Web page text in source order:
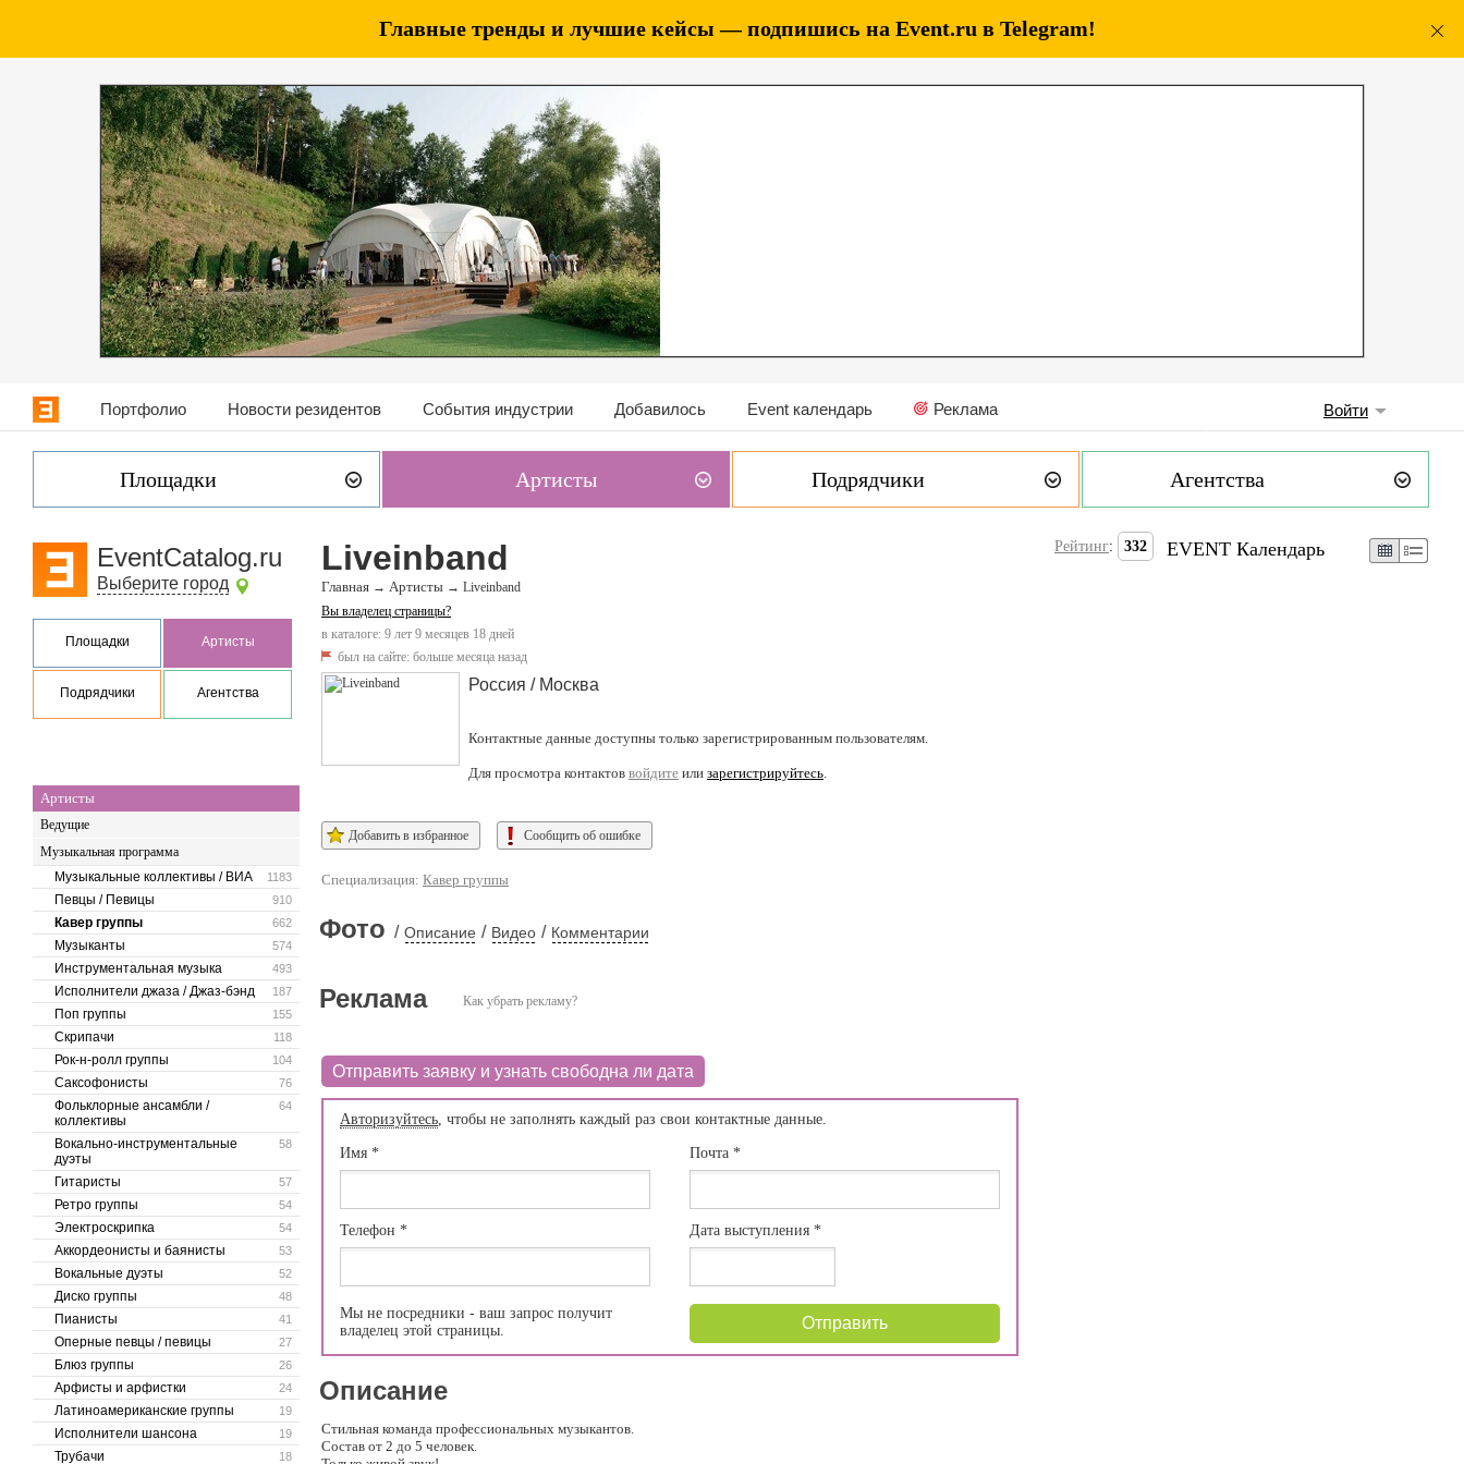
Главные тренды и лучшие кейсы — подпишись на Event.ru в Telegram!
Портфолио Новости резидентов События индустрии Добавилось Event календарь Реклама Войти
Площадки Артисты Подрядчики Агентства
EventCatalog.ru
Выберите город
Площадки Артисты
Подрядчики Агентства
Артисты
Ведущие
Музыкальная программа
1183
Музыкальные коллективы / ВИА
910
Певцы / Певицы
662
Кавер группы
574
Музыканты
493
Инструментальная музыка
187
Исполнители джаза / Джаз-бэнд
155
Поп группы
118
Скрипачи
104
Рок-н-ролл группы
76
Саксофонисты
64
Фольклорные ансамбли /
коллективы
58
Вокально-инструментальные
дуэты
57
Гитаристы
54
Ретро группы
54
Электроскрипка
53
Аккордеонисты и баянисты
52
Вокальные дуэты
48
Диско группы
41
Пианисты
27
Оперные певцы / певицы
26
Блюз группы
24
Арфисты и арфистки
19
Латиноамериканские группы
19
Исполнители шансона
18
Трубачи
Liveinband
Главная → Артисты → Liveinband
Вы владелец страницы?
в каталоге: 9 лет 9 месяцев 18 дней
был на сайте: больше месяца назад
Рейтинг: 332
Россия / Москва
Контактные данные доступны только зарегистрированным пользователям.
Для просмотра контактов войдите или зарегистрируйтесь.
Добавить в избранное Сообщить об ошибке
Специализация: Кавер группы
Фото / Описание / Видео / Комментарии
Как убрать рекламу?
Реклама
Отправить заявку и узнать свободна ли дата
Авторизуйтесь, чтобы не заполнять каждый раз свои контактные данные.
Имя *
Телефон *
Мы не посредники - ваш запрос получит
владелец этой страницы.
Почта*
Дата выступления*
Отправить
Описание
Стильная команда профессиональных музыкантов.
Состав от 2 до 5 человек.
EVENT Календарь